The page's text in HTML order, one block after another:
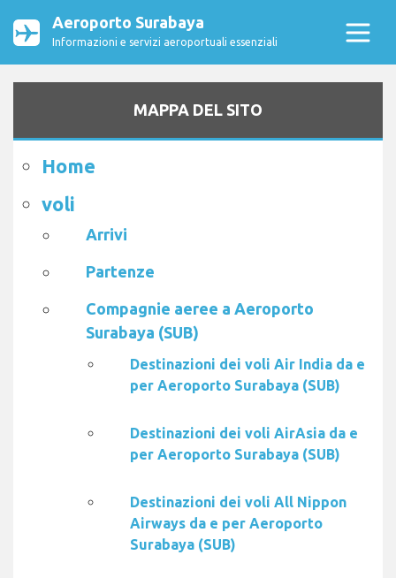
Aeroporto Surabaya
Informazioni e servizi aeroportuali essenziali
MAPPA DEL SITO
Home
voli
Arrivi
Partenze
Compagnie aeree a Aeroporto
Surabaya (SUB)
Destinazioni dei voli Air India da e
per Aeroporto Surabaya (SUB)
Destinazioni dei voli AirAsia da e
per Aeroporto Surabaya (SUB)
Destinazioni dei voli All Nippon
Airways da e per Aeroporto
Surabaya (SUB)